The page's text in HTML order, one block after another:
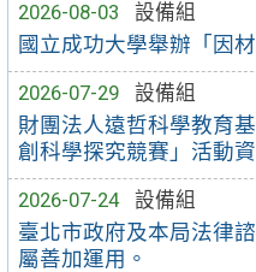
2026-08-03
設備組
國立成功大學舉辦「因
2026-07-29
設備組
財團法人遠哲科學教育
創科學探究競賽」活動
2026-07-24
設備組
臺北市政府及本局法律
屬善加運用。